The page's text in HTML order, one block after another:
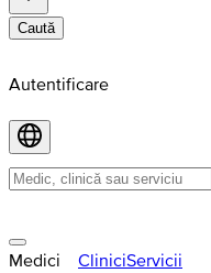
Caută
Autentificare
Medici CliniciServicii